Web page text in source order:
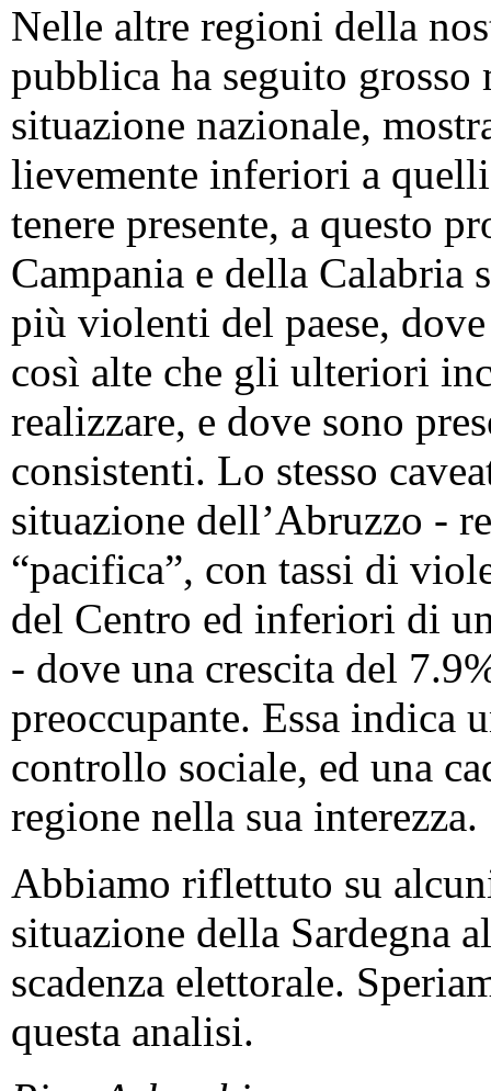
Nelle altre regioni della
pubblica ha seguito
situazione nazionale,
lievemente inferiori a
tenere presente, a questo
Campania e della Calabria
più violenti del paese,
così alte che gli ulteriori
realizzare, e dove sono
consistenti. Lo stesso
situazione dell’Abruzzo -
“pacifica”, con tassi di
del Centro ed inferiori di
- dove una crescita del
preoccupante. Essa indica
controllo sociale, ed una
regione nella sua interezza.
Abbiamo riflettuto su
situazione della Sardegna
scadenza elettorale.
questa analisi.